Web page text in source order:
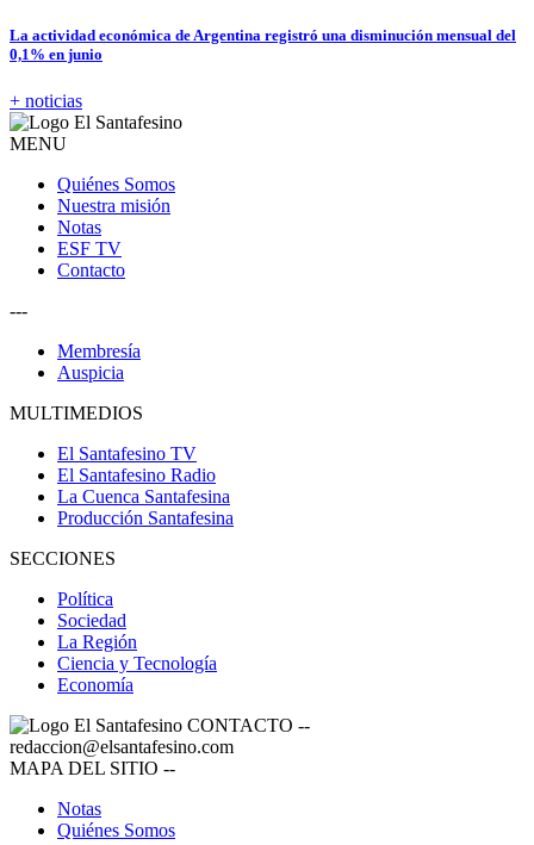
La actividad económica de Argentina registró una disminución mensual del
0,1% en junio
+ noticias
MENU
Quiénes Somos
Nuestra misión
Notas
ESF TV
Contacto
---
Membresía
Auspicia
MULTIMEDIOS
El Santafesino TV
El Santafesino Radio
La Cuenca Santafesina
Producción Santafesina
SECCIONES
Política
Sociedad
La Región
Ciencia y Tecnología
Economía
CONTACTO --
redaccion@elsantafesino.com
MAPA DEL SITIO --
Notas
Quiénes Somos